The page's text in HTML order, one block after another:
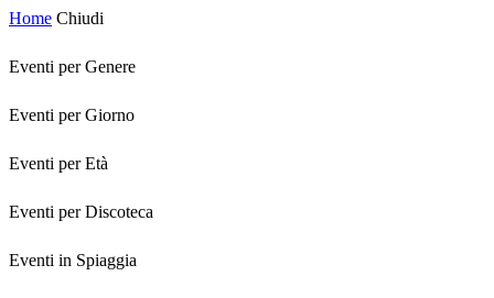
Home Chiudi
Eventi per Genere
Eventi per Giorno
Eventi per Età
Eventi per Discoteca
Eventi in Spiaggia